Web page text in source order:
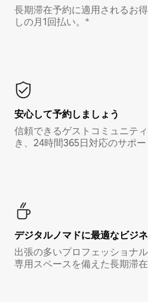
長期滞在予約に適用されるお
しの月1回払い。*
安心して予約しましょう
信頼できるゲストコミュニテ
き、24時間365日対応のサポー
デジタルノマド⁠に最⁠適⁠なビ⁠ジ⁠
出張の多いプロフェッショナ
専用スペースを備えた長期滞